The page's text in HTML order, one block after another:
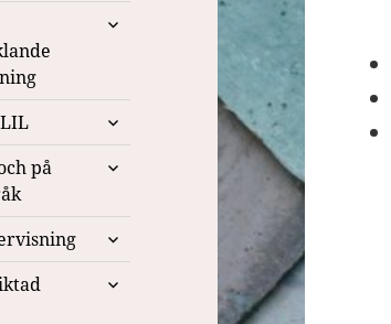
expandera
expandera
undermeny
på
expandera
expandera
undermeny
expandera